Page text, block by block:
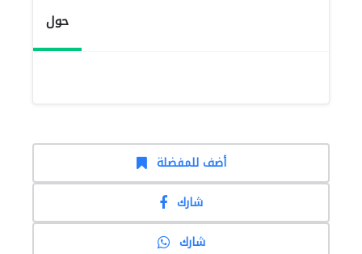
حول
أضف للمفضلة
شارك
شارك